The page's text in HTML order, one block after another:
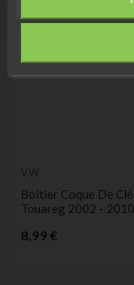
VW
Boitier Coque De
Touareg 2002 - 2010
8,99 €